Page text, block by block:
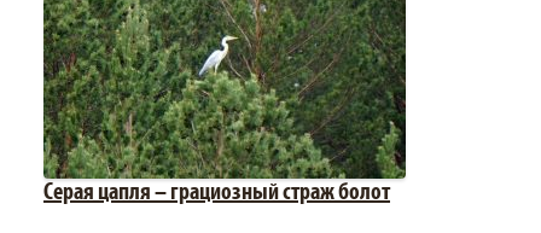
Серая цапля – грациозный страж болот